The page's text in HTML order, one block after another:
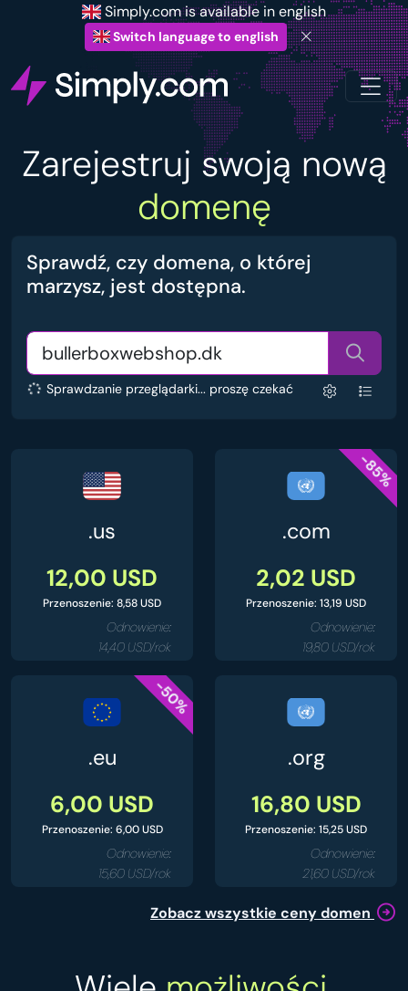
Simply.com is available in english
Switch language to english
Zarejestruj swoją nową
domenę
Sprawdź, czy domena, o której
marzysz, jest dostępna.
Sprawdzanie przeglądarki... proszę czekać
.us
12,00 USD
Przenoszenie: 8,58 USD
Odnowienie:
14,40 USD/rok
-85%
.com
2,02 USD
Przenoszenie: 13,19 USD
Odnowienie:
19,80 USD/rok
-50%
.eu
6,00 USD
Przenoszenie: 6,00 USD
Odnowienie:
15,60 USD/rok
.org
16,80 USD
Przenoszenie: 15,25 USD
Odnowienie:
21,60 USD/rok
Zobacz wszystkie ceny domen